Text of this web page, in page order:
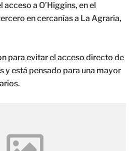
a O’Higgins, en el
en cercanías a La Agraria,
para evitar el acceso directo de
y está pensado para una mayor